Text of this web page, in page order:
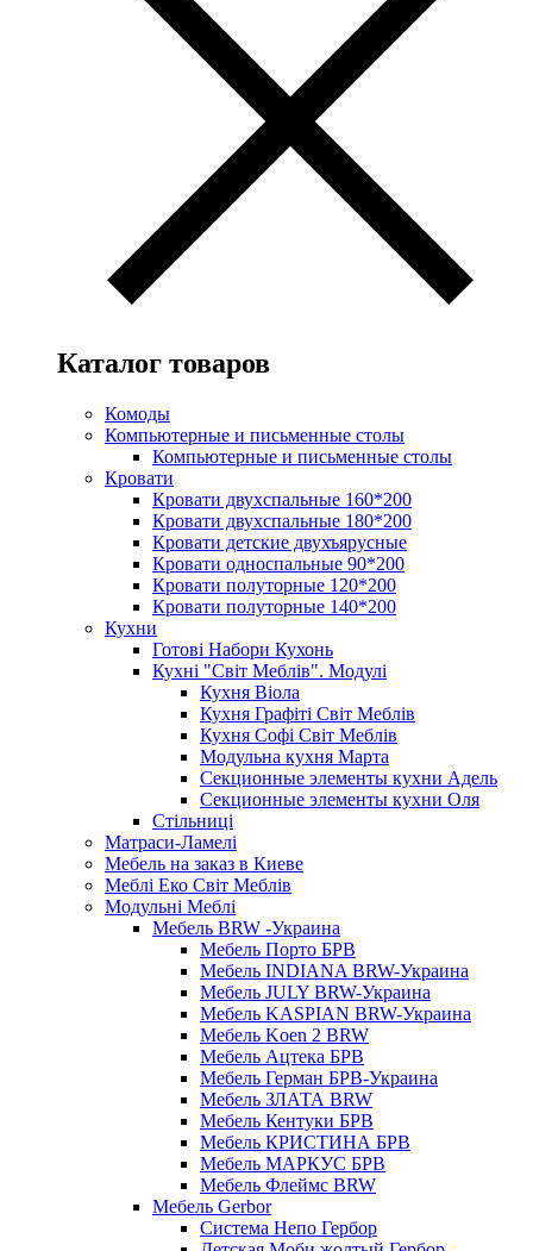
Каталог товаров
Комоды
Компьютерные и письменные столы
Компьютерные и письменные столы
Кровати
Кровати двухспальные 160*200
Кровати двухспальные 180*200
Кровати детские двухъярусные
Кровати односпальные 90*200
Кровати полуторные 120*200
Кровати полуторные 140*200
Кухни
Готові Набори Кухонь
Кухні "Світ Меблів". Модулі
Кухня Віола
Кухня Графіті Світ Меблів
Кухня Софі Світ Меблів
Модульна кухня Марта
Секционные элементы кухни Адель
Секционные элементы кухни Оля
Стільниці
Матраси-Ламелі
Мебель на заказ в Киеве
Меблі Еко Світ Меблів
Модульні Меблі
Мебель BRW -Украина
Мебель Порто БРВ
Мебель INDIANA BRW-Украина
Мебель JULY BRW-Украина
Мебель KASPIAN BRW-Украина
Мебель Koen 2 BRW
Мебель Ацтека БРВ
Мебель Герман БРВ-Украина
Мебель ЗЛАТА BRW
Мебель Кентуки БРВ
Мебель КРИСТИНА БРВ
Мебель МАРКУС БРВ
Мебель Флеймс BRW
Мебель Gerbor
Cистема Непо Гербор